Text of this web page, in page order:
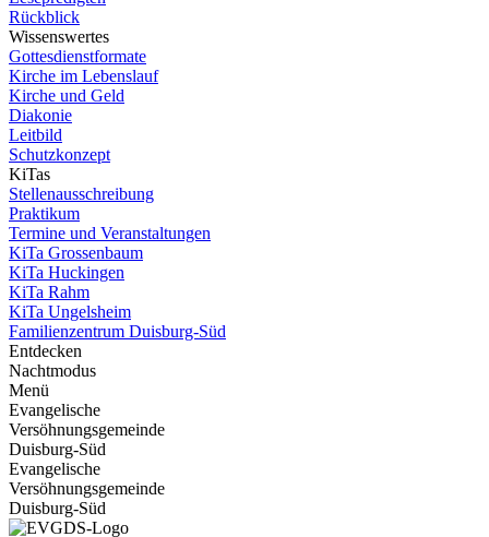
Rückblick
Wissenswertes
Gottesdienstformate
Kirche im Lebenslauf
Kirche und Geld
Diakonie
Leitbild
Schutzkonzept
KiTas
Stellenausschreibung
Praktikum
Termine und Veranstaltungen
KiTa Grossenbaum
KiTa Huckingen
KiTa Rahm
KiTa Ungelsheim
Familienzentrum Duisburg-Süd
Entdecken
Nachtmodus
Menü
Evangelische
Versöhnungsgemeinde
Duisburg-Süd
Evangelische
Versöhnungsgemeinde
Duisburg-Süd